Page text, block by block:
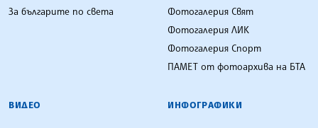
За българите по света
Фотогалерия Свят
Фотогалерия ЛИК
Фотогалерия Спорт
ПАМЕТ от фотоархива на БТА
ВИДЕО ИНФОГРАФИКИ